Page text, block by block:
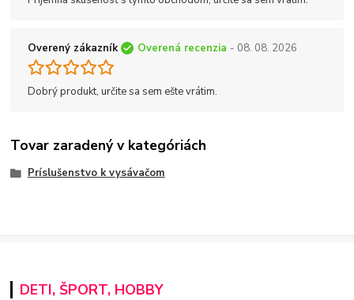
Overený zákazník Overená recenzia - 08. 08. 2026
Dobrý produkt, určite sa sem ešte vrátim.
Tovar zaradený v kategóriách
Príslušenstvo k vysávačom
DETI, ŠPORT, HOBBY